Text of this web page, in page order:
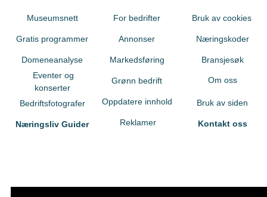
Museumsnett
Gratis programmer
Domeneanalyse
Eventer og
konserter
Bedriftsfotografer
Næringsliv Guider
For bedrifter
Annonser
Markedsføring
Grønn bedrift
Oppdatere innhold
Reklamer
Bruk av cookies
Næringskoder
Bransjesøk
Om oss
Bruk av siden
Kontakt oss